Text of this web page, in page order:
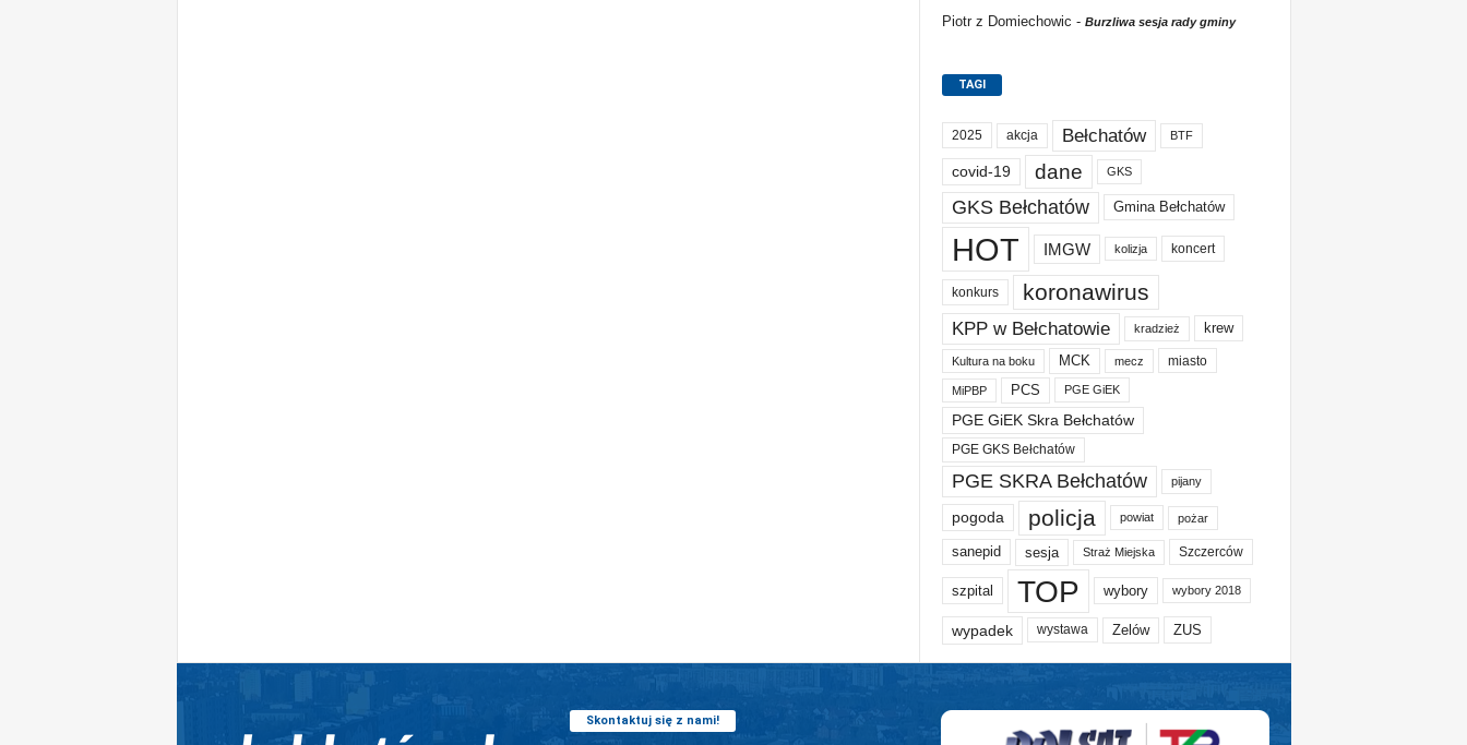
Piotr z Domiechowic - Burzliwa sesja rady gminy
TAGI
2025 akcja Bełchatów BTF
covid-19 dane GKS
GKS Bełchatów Gmina Bełchatów
HOT IMGW kolizja koncert
konkurs koronawirus
KPP w Bełchatowie kradzież krew
Kultura na boku MCK mecz miasto
MiPBP PCS PGE GiEK
PGE GiEK Skra Bełchatów
PGE GKS Bełchatów
PGE SKRA Bełchatów pijany
pogoda policja powiat pożar
sanepid sesja Straż Miejska Szczerców
szpital TOP wybory wybory 2018
wypadek wystawa Zelów ZUS
Skontaktuj się z nami!